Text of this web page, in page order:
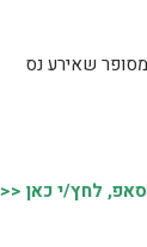
שאירע נס
לחץ/י כאן <<